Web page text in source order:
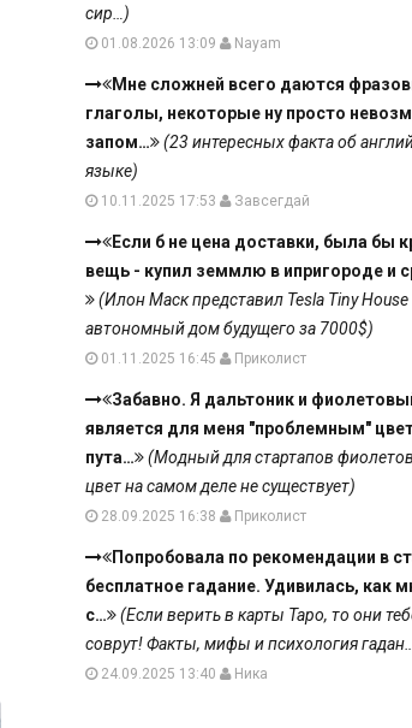
сир…)
01.08.2026 13:09 Nayam
Мне сложней всего даются
глаголы, некоторые ну просто
запом…
(23 интересных факта об
языке)
10.11.2025 17:53 Завсегдай
Если б не цена доставки, была бы
вещь - купил земмлю в ипригороде и
(Илон Маск представил Tesla Tiny
автономный дом будущего за 7000$)
01.11.2025 16:45 Приколист
Забавно. Я дальтоник и
является для меня "проблемным"
пута…
(Модный для стартапов
цвет на самом деле не существует)
28.09.2025 16:38 Приколист
Попробовала по рекомендации в
бесплатное гадание. Удивилась, как
с…
(Если верить в карты Таро, то они
соврут! Факты, мифы и психология
24.09.2025 13:40 Ника